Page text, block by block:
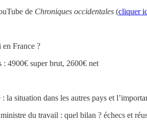
de Chroniques occidentales (cliquer
France ?
: 4900€ super brut, 2600€ net
situation dans les autres pays et
du travail : quel bilan ? échecs et